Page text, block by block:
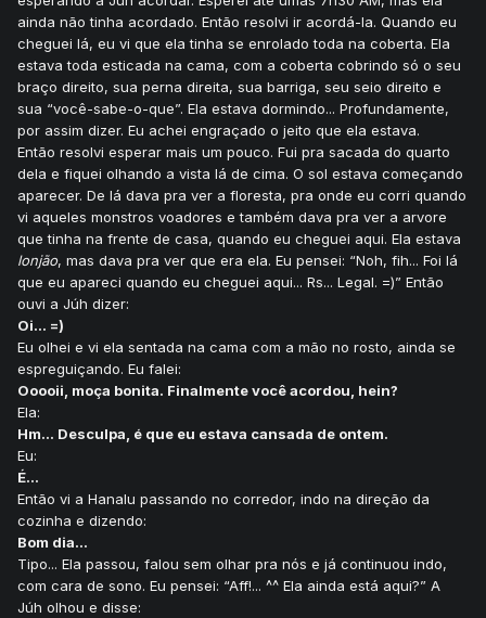
ainda não tinha acordado. Então resolvi ir acordá-la. Quando eu
cheguei lá, eu vi que ela tinha se enrolado toda na coberta. Ela
estava toda esticada na cama, com a coberta cobrindo só o seu
braço direito, sua perna direita, sua barriga, seu seio direito e
sua “você-sabe-o-que”. Ela estava dormindo... Profundamente,
por assim dizer. Eu achei engraçado o jeito que ela estava.
Então resolvi esperar mais um pouco. Fui pra sacada do quarto
dela e fiquei olhando a vista lá de cima. O sol estava começando
aparecer. De lá dava pra ver a floresta, pra onde eu corri quando
vi aqueles monstros voadores e também dava pra ver a arvore
que tinha na frente de casa, quando eu cheguei aqui. Ela estava
lonjão, mas dava pra ver que era ela. Eu pensei: “Noh, fih... Foi lá
que eu apareci quando eu cheguei aqui... Rs... Legal. =)” Então
ouvi a Júh dizer:
Oi... =)
Eu olhei e vi ela sentada na cama com a mão no rosto, ainda se
espreguiçando. Eu falei:
Ooooii, moça bonita. Finalmente você acordou, hein?
Ela:
Hm... Desculpa, é que eu estava cansada de ontem.
Eu:
É...
Então vi a Hanalu passando no corredor, indo na direção da
cozinha e dizendo:
Bom dia...
Tipo... Ela passou, falou sem olhar pra nós e já continuou indo,
com cara de sono. Eu pensei: “Aff!... ^^ Ela ainda está aqui?” A
Júh olhou e disse: